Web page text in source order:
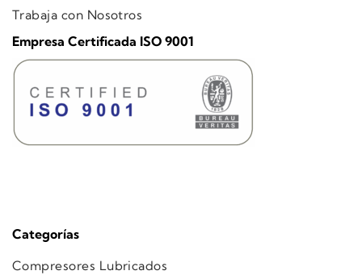
Categorías
Compresores Lubricados
Trabaja con Nosotros
Empresa Certificada ISO 9001